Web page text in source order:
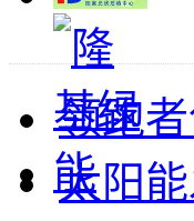
领跑
太阳